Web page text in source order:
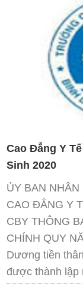
Cao Đẳng Y
Sinh 2020
ỦY BAN
CAO ĐẲNG Y
CBY THÔNG
CHÍNH QUY
Dương tiền
được thành lập